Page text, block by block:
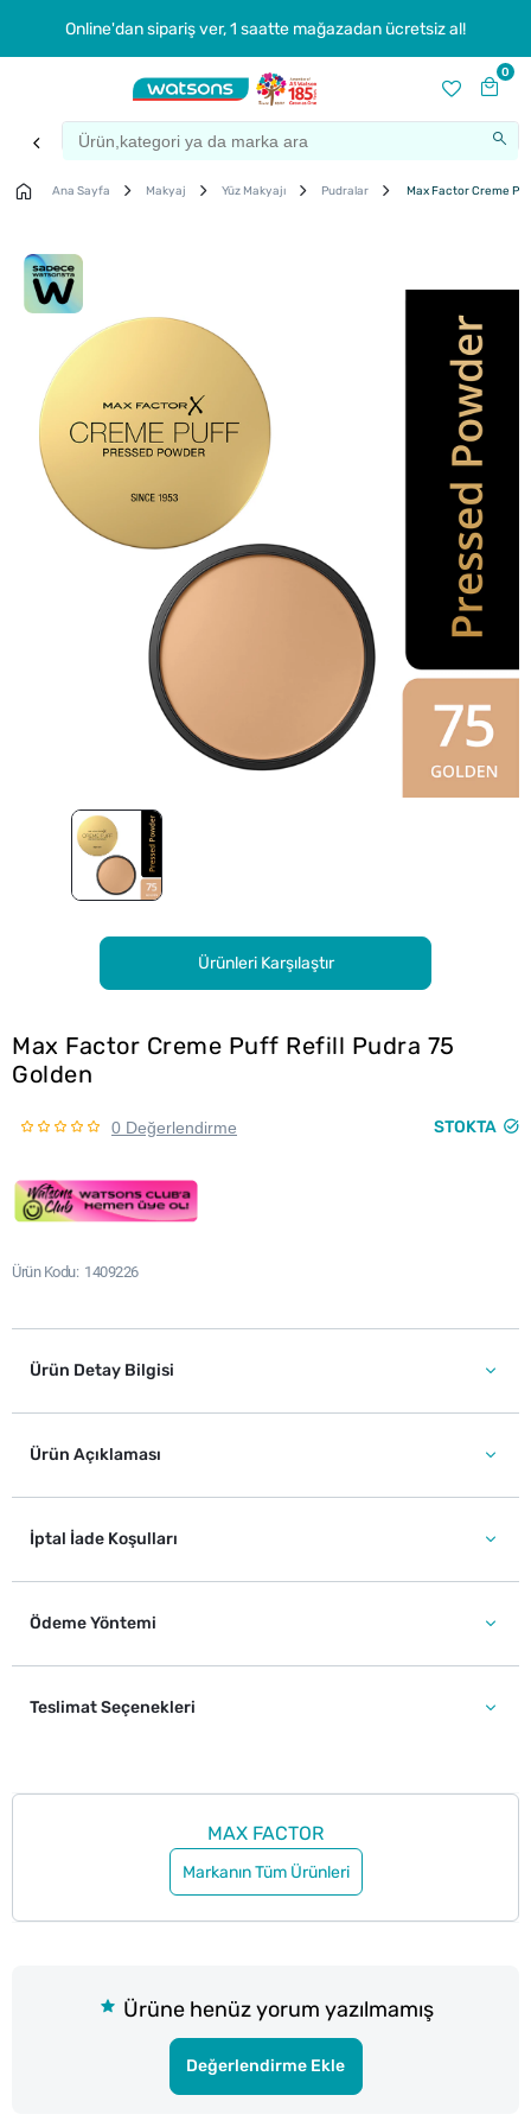
Online'dan sipariş ver, 1 saatte mağazadan ücretsiz al!
0
Ana Sayfa Makyaj Yüz Makyajı Pudralar Max Factor Creme
Ürünleri Karşılaştır
Max Factor Creme Puff Refill Pudra 75
Golden
0 Değerlendirme STOKTA
Ürün Kodu 1409226
Ürün Detay Bilgisi
Ürün Açıklaması
İptal İade Koşulları
Ödeme Yöntemi
Teslimat Seçenekleri
MAX FACTOR
Markanın Tüm Ürünleri
Ürüne henüz yorum yazılmamış
Değerlendirme Ekle